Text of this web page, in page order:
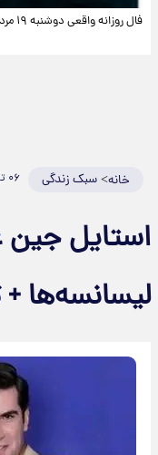
فال روزانه واقعی دوشنبه ۱۹ مرداد ۱۴۰۵
خانه>سبک زندگی ۰۶ تیر ۱۴۰۵
+